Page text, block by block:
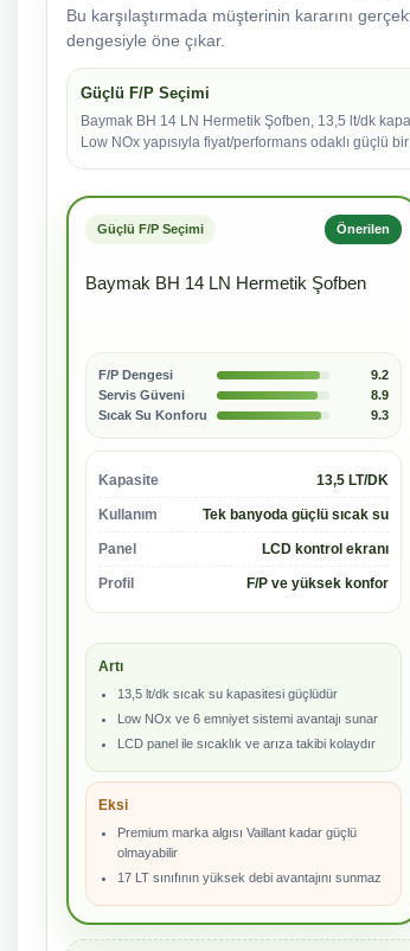
Bu karşılaştırmada müşterinin kararını
dengesiyle öne çıkar.
Güçlü F/P Seçimi
Baymak BH 14 LN Hermetik Şofben, 13,5 lt/dk
Low NOx yapısıyla fiyat/performans odaklı güçlü
Güçlü F/P Seçimi Önerilen
Baymak BH 14 LN Hermetik Şofben
F/P Dengesi
9.2
Servis Güveni
8.9
Sıcak Su Konforu
9.3
Kapasite 13,5 LT/DK
Kullanım Tek banyoda güçlü sıcak su
Panel LCD kontrol ekranı
Profil F/P ve yüksek konfor
Artı
13,5 lt/dk sıcak su kapasitesi güçlüdür
Low NOx ve 6 emniyet sistemi avantajı sunar
LCD panel ile sıcaklık ve arıza takibi kolaydır
Eksi
Premium marka algısı Vaillant kadar güçlü
olmayabilir
17 LT sınıfının yüksek debi avantajını sunmaz